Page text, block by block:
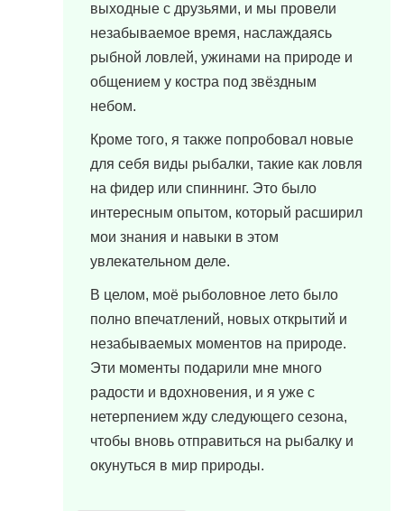
выходные с друзьями, и мы провели
незабываемое время, наслаждаясь
рыбной ловлей, ужинами на природе и
общением у костра под звёздным
небом.
Кроме того, я также попробовал новые
для себя виды рыбалки, такие как ловля
на фидер или спиннинг. Это было
интересным опытом, который расширил
мои знания и навыки в этом
увлекательном деле.
В целом, моё рыболовное лето было
полно впечатлений, новых открытий и
незабываемых моментов на природе.
Эти моменты подарили мне много
радости и вдохновения, и я уже с
нетерпением жду следующего сезона,
чтобы вновь отправиться на рыбалку и
окунуться в мир природы.